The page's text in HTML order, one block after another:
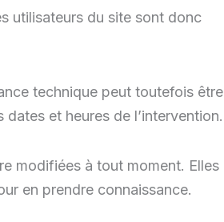
utilisateurs du site sont donc
technique peut toutefois être
et heures de l’intervention.
modifiées à tout moment. Elles
en prendre connaissance.